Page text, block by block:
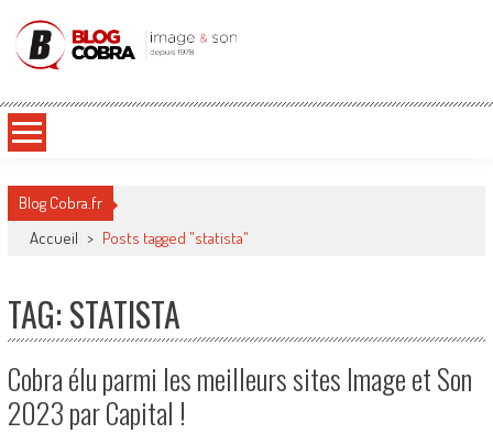
Blog Cobra
Blog Cobra.fr
Accueil > Posts tagged "statista"
TAG: STATISTA
Cobra élu parmi les meilleurs sites Image et Son
2023 par Capital !